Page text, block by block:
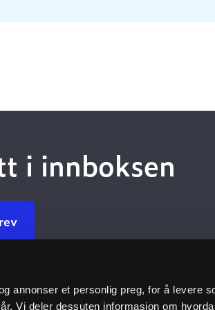
annonser et personlig preg, for å levere
Vi deler dessuten informasjon om
i innboksen
Kundeservice Nyttige